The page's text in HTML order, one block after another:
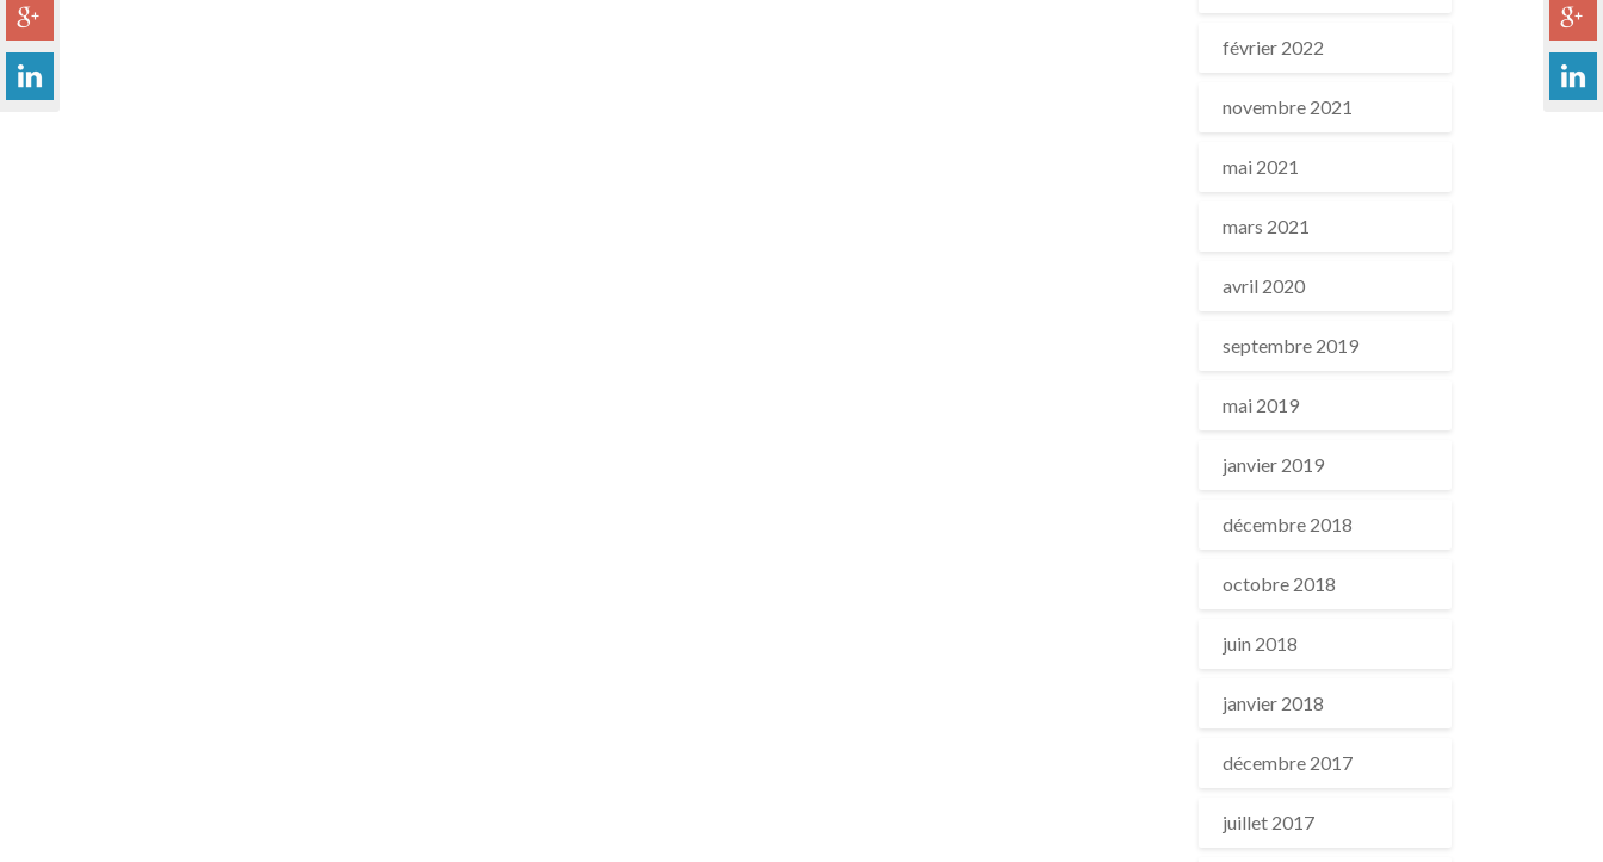
février 2022
novembre 2021
mai 2021
mars 2021
avril 2020
septembre 2019
mai 2019
janvier 2019
décembre 2018
octobre 2018
juin 2018
janvier 2018
décembre 2017
juillet 2017